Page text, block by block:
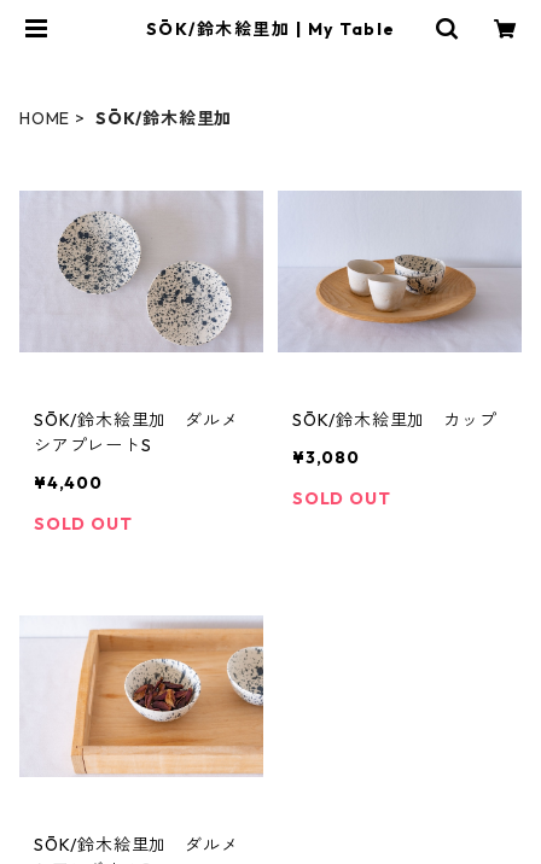
SŌK/鈴木絵里加 | My Table
HOME SŌK/鈴木絵里加
SŌK/鈴木絵里加 ダルメ
シアプレートS
¥4,400
SOLD OUT
SŌK/鈴木絵里加 カップ
¥3,080
SOLD OUT
SŌK/鈴木絵里加 ダルメ